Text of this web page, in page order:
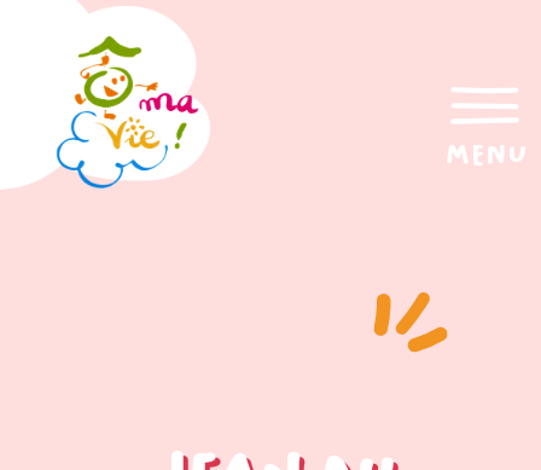
menu